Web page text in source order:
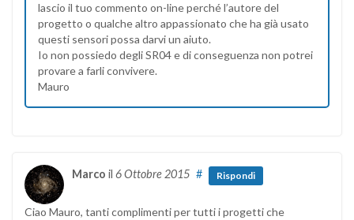
lascio il tuo commento on-line perché l’autore del
progetto o qualche altro appassionato che ha già usato
questi sensori possa darvi un aiuto.
Io non possiedo degli SR04 e di conseguenza non potrei
provare a farli convivere.
Mauro
Marco il 6 Ottobre 2015 # Rispondi
Ciao Mauro, tanti complimenti per tutti i progetti che